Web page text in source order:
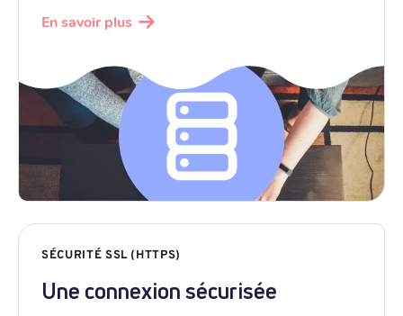
En savoir plus
SÉCURITÉ SSL (HTTPS)
Une connexion sécurisée